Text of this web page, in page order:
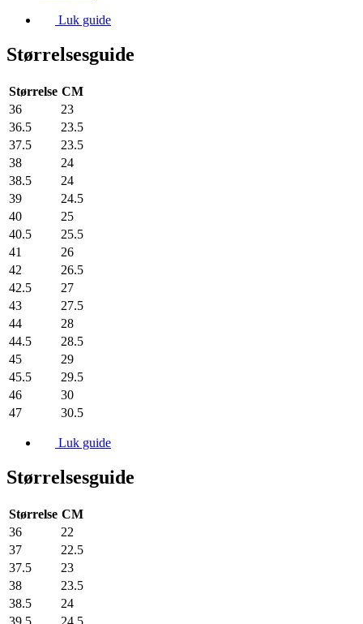
Luk guide
Størrelsesguide
Størrelse CM
36
23
36.5
23.5
37.5
23.5
38
24
38.5
24
39
24.5
40
25
40.5
25.5
41
26
42
26.5
42.5
27
43
27.5
44
28
44.5
28.5
45
29
45.5
29.5
46
30
47
30.5
Luk guide
Størrelsesguide
Størrelse CM
36
22
37
22.5
37.5
23
38
23.5
38.5
24
39.5
24.5